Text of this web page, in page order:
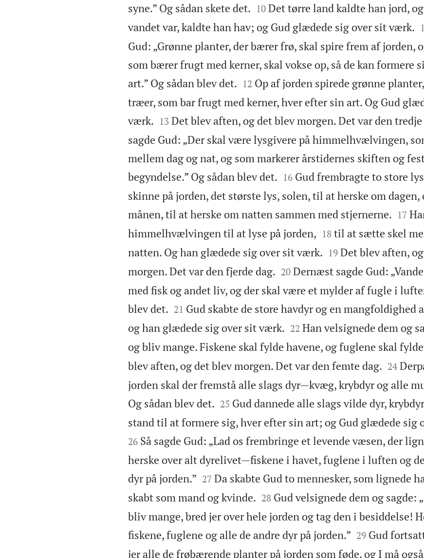
syne.” Og sådan skete det.
10 Det tørre land kaldte han jord,
vandet var, kaldte han hav; og Gud glædede sig over sit værk.
Gud: „Grønne planter, der bærer frø, skal spire frem af jorden,
som bærer frugt med kerner, skal vokse op, så de kan formere
art.” Og sådan blev det.
12 Op af jorden spirede grønne
træer, som bar frugt med kerner, hver efter sin art. Og Gud
værk.
13 Det blev aften, og det blev morgen. Det var den tredje
sagde Gud: „Der skal være lysgivere på himmelhvælvingen,
mellem dag og nat, og som markerer årstidernes skiften og
begyndelse.” Og sådan blev det.
16 Gud frembragte to store
skinne på jorden, det største lys, solen, til at herske om dagen,
månen, til at herske om natten sammen med stjernerne.
17
himmelhvælvingen til at lyse på jorden,
18 til at sætte skel
natten. Og han glædede sig over sit værk.
19 Det blev aften,
morgen. Det var den fjerde dag.
20 Dernæst sagde Gud:
med fisk og andet liv, og der skal være et mylder af fugle i
blev det.
21 Gud skabte de store havdyr og en mangfoldighed
og han glædede sig over sit værk.
22 Han velsignede dem og
og bliv mange. Fiskene skal fylde havene, og fuglene skal
blev aften, og det blev morgen. Det var den femte dag.
24
jorden skal der fremstå alle slags dyr—kvæg, krybdyr og alle
Og sådan blev det.
25 Gud dannede alle slags vilde dyr,
stand til at formere sig, hver efter sin art; og Gud glædede sig
26 Så sagde Gud: „Lad os frembringe et levende væsen, der
herske over alt dyrelivet—fiskene i havet, fuglene i luften og
dyr på jorden.”
27 Da skabte Gud to mennesker, som lignede
skabt som mand og kvinde.
28 Gud velsignede dem og sagde:
bliv mange, bred jer over hele jorden og tag den i besiddelse!
fiskene, fuglene og alle de andre dyr på jorden.”
29 Gud
jer alle de frøbærende planter på jorden som føde, og I må